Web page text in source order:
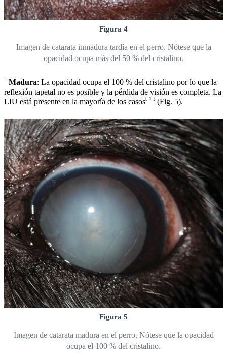
Figura 4
Imagen de catarata inmadura tardía en el perro. Nótese que la
opacidad ocupa más del 50 % del cristalino.
⁻ Madura: La opacidad ocupa el 100 % del cristalino por lo que la
reflexión tapetal no es posible y la pérdida de visión es completa. La
LIU está presente en la mayoría de los casos[ 1 ] (Fig. 5).
Figura 5
Imagen de catarata madura en el perro. Nótese que la opacidad
ocupa el 100 % del cristalino.